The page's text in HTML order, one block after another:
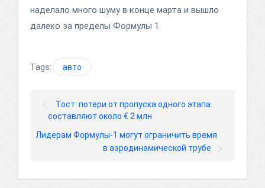
наделало много шуму в конце марта и вышло
далеко за пределы Формулы 1.
Tags: авто
Тост: потери от пропуска одного этапа
составляют около € 2 млн
Лидерам Формулы-1 могут ограничить время
в аэродинамической трубе